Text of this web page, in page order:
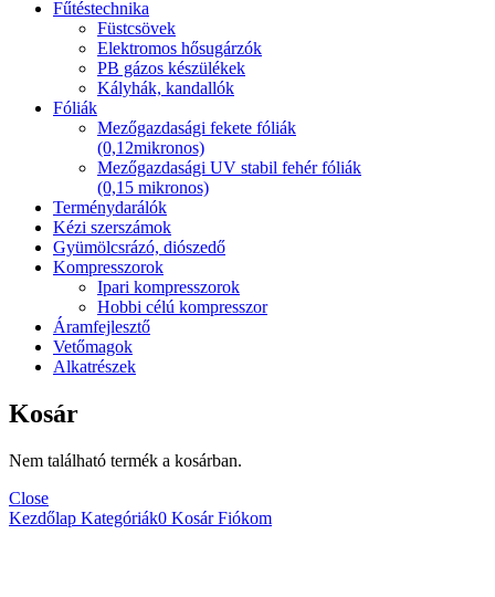
Fűtéstechnika
Füstcsövek
Elektromos hősugárzók
PB gázos készülékek
Kályhák, kandallók
Fóliák
Mezőgazdasági fekete fóliák
(0,12mikronos)
Mezőgazdasági UV stabil fehér fóliák
(0,15 mikronos)
Terménydarálók
Kézi szerszámok
Gyümölcsrázó, diószedő
Kompresszorok
Ipari kompresszorok
Hobbi célú kompresszor
Áramfejlesztő
Vetőmagok
Alkatrészek
Kosár
Nem található termék a kosárban.
Close
Kezdőlap Kategóriák0 KosárFiókom